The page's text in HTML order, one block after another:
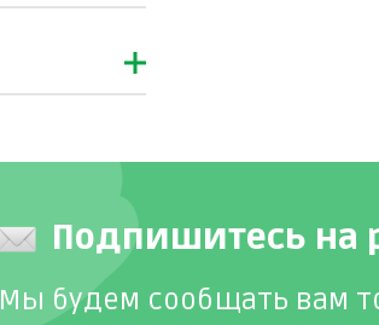
Подпишитесь на
Мы будем сообщать вам